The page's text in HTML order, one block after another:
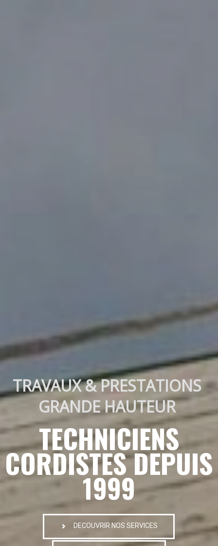
TRAVAUX & PRESTATIONS
GRANDE HAUTEUR
TECHNICIENS
CORDISTES DEPUIS
1999
DECOUVRIR NOS SERVICES